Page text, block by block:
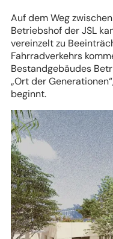
Auf dem Weg
Betriebshof der JSL
vereinzelt zu
Fahrradverkehrs
Bestandgebäudes
„Ort der
beginnt.